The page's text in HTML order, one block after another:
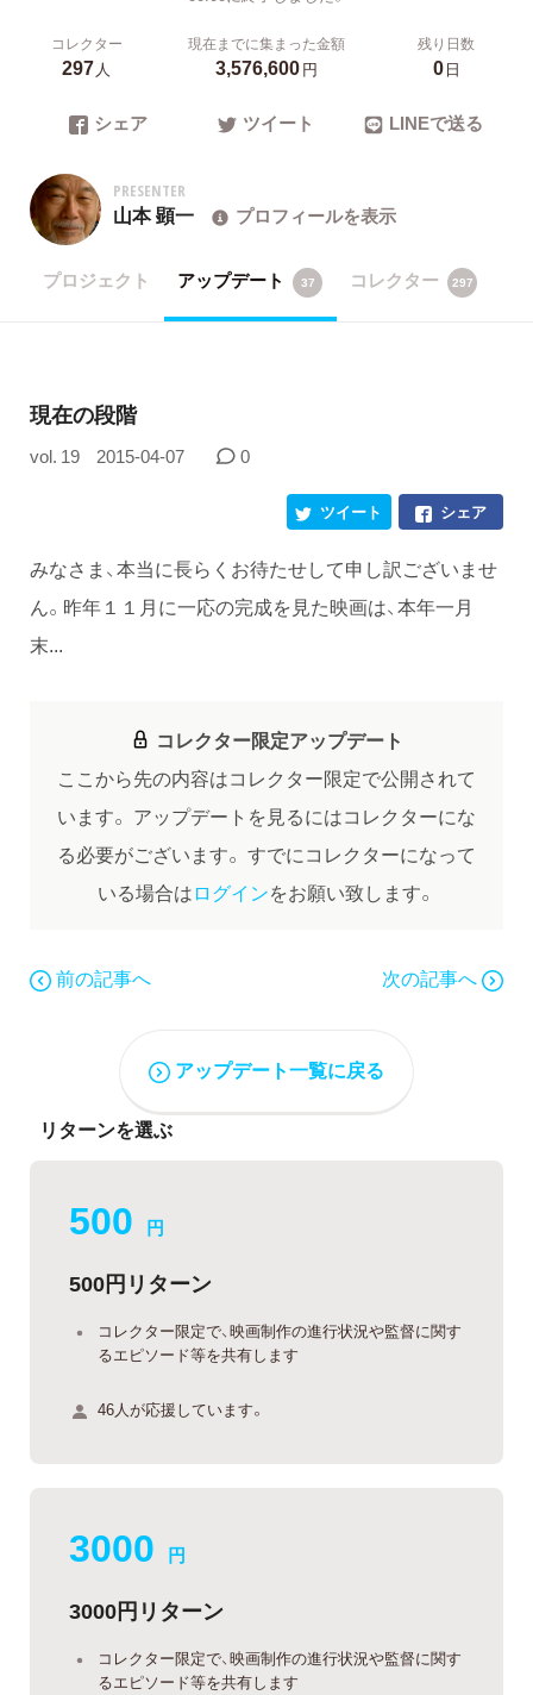
コレクター
297人
現在までに集まった金額
3,576,600円
残り日数
0日
シェア ツイート LINEで送る
PRESENTER
山本 顕一 プロフィールを表示
プロジェクト アップデート 37 コレクター 297
現在の段階
vol. 19 2015-04-07 0
シェア
ツイート
みなさま、本当に長らくお待たせして申し訳ございませ
ん。昨年１１月に一応の完成を見た映画は、本年一月
末...
コレクター限定アップデート
ここから先の内容はコレクター限定で公開されて
います。 アップデートを見るにはコレクターにな
る必要がございます。 すでにコレクターになって
いる場合はログインをお願い致します。
前の記事へ 次の記事へ
アップデート一覧に戻る
リターンを選ぶ
500 円
500円リターン
コレクター限定で、映画制作の進行状況や監督に関す
るエピソード等を共有します
46人が応援しています。
3000 円
3000円リターン
コレクター限定で、映画制作の進行状況や監督に関す
るエピソード等を共有します